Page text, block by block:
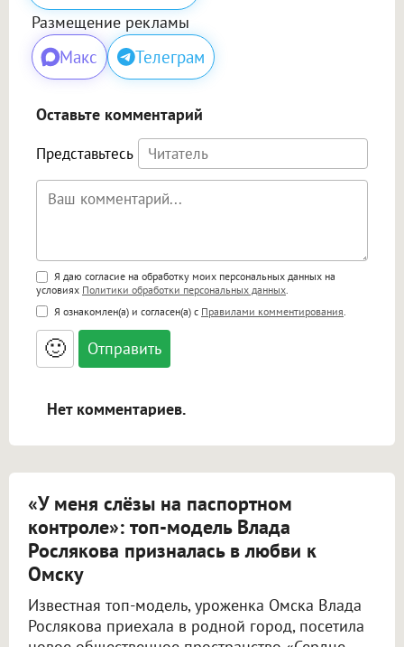
Размещение рекламы
Макс Телеграм
Оставьте комментарий
Представьтесь
Поддержка HTML
<b>, <strong>, <u>, <i>, <em>, <s>, <big>,
<small>, <sup>, <sub>, <pre>, <ul>, <ol>, <li>,
<blockquote>, <code> экранирует HTML,
адреса URL автоматически становятся
ссылками, и [img]адрес[/img] будет
Я даю согласие на обработку моих персональных данных на
условиях Политики обработки персональных данных
Я ознакомлен(а) и согласен(а) с Правилами комментирования
🙂
Нет комментариев.
«У меня слёзы на паспортном
контроле»: топ-модель Влада
Рослякова призналась в любви к
Омску
Известная топ-модель, уроженка Омска Влада
Рослякова приехала в родной город, посетила